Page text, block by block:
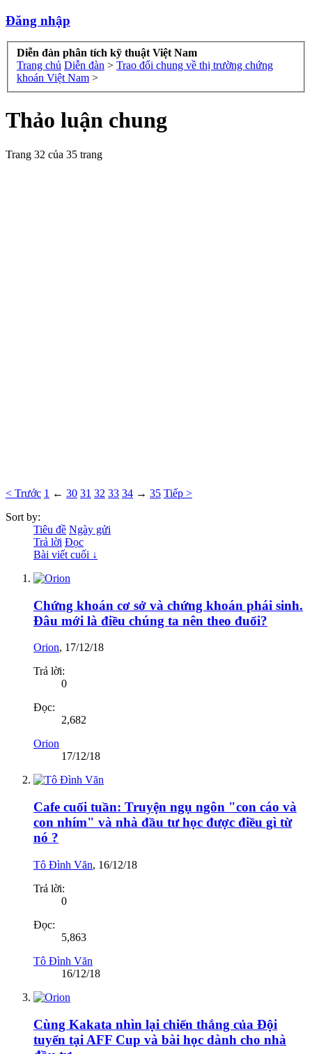
Đăng nhập
Diễn đàn phân tích kỹ thuật Việt Nam
Trang chủ Diễn đàn > Trao đổi chung về thị trường chứng
khoán Việt Nam >
Thảo luận chung
Trang 32 của 35 trang
< Trước 1 ← 30 31 32 33 34 → 35 Tiếp >
Sort by:
Tiêu đề Ngày gửi
Trả lời Đọc
Bài viết cuối ↓
Chứng khoán cơ sở và chứng khoán phái sinh.
Đâu mới là điều chúng ta nên theo đuổi?
Orion, 17/12/18
Trả lời:
0
Đọc:
2,682
Orion
17/12/18
Cafe cuối tuần: Truyện ngụ ngôn "con cáo và
con nhím" và nhà đầu tư học được điều gì từ
nó ?
Tô Đình Văn, 16/12/18
Trả lời:
0
Đọc:
5,863
Tô Đình Văn
16/12/18
Cùng Kakata nhìn lại chiến thắng của Đội
tuyển tại AFF Cup và bài học dành cho nhà